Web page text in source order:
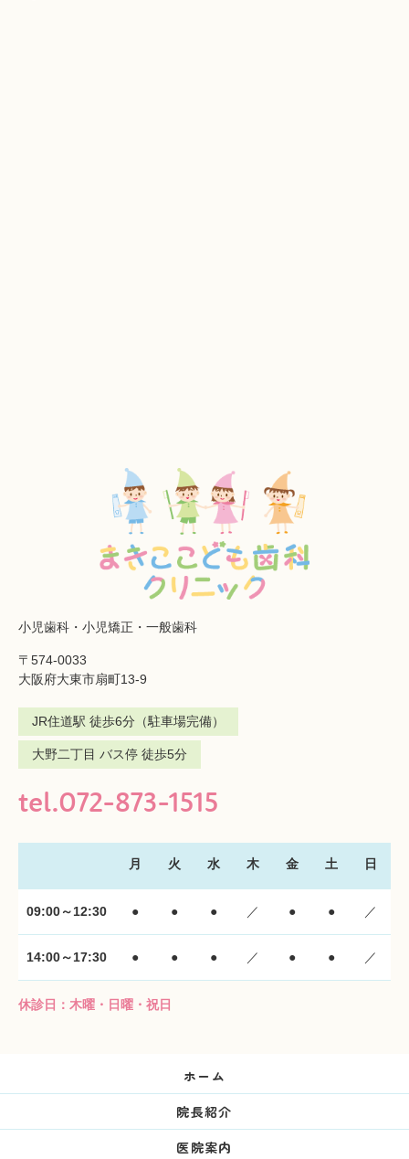
小児歯科・小児矯正・一般歯科
〒574-0033
大阪府大東市扇町13-9
JR住道駅 徒歩6分（駐車場完備）
大野二丁目 バス停 徒歩5分
tel.072-873-1515
月 火 水 木 金 土 日
09:00～12:30 ● ● ● ／ ● ● ／
14:00～17:30 ● ● ● ／ ● ● ／
休診日：木曜・日曜・祝日
ホーム
院長紹介
医院案内